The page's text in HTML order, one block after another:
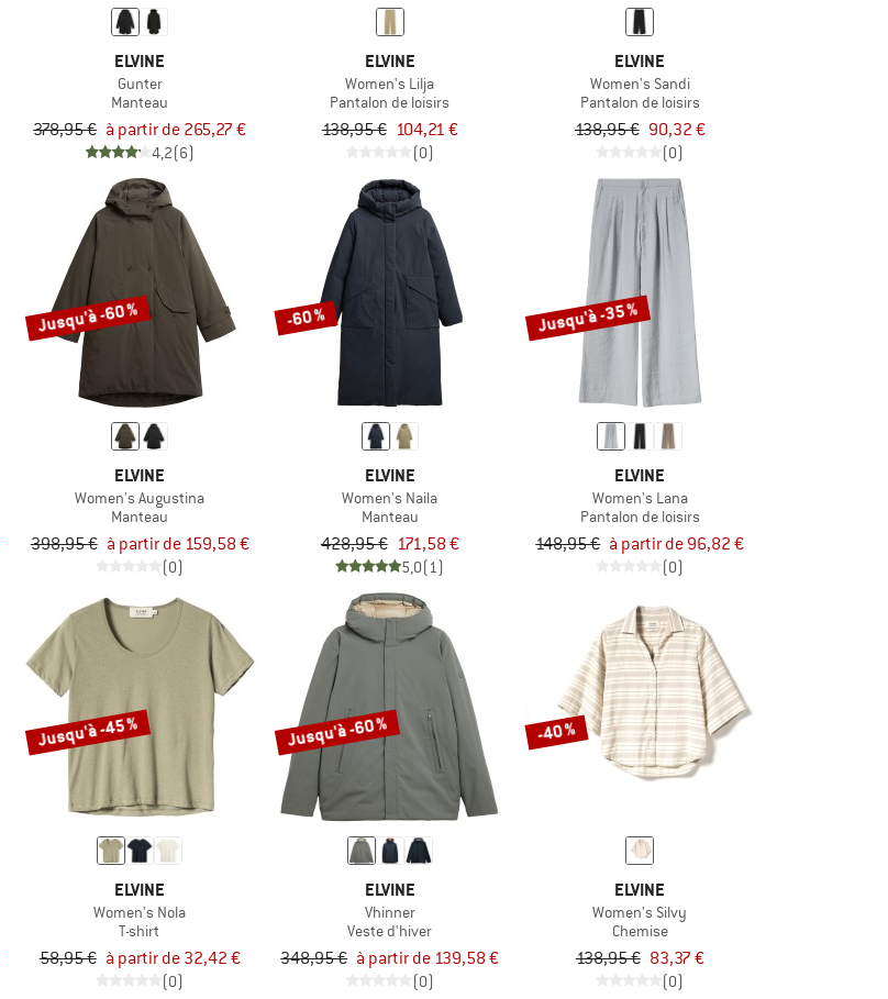
ELVINE
Gunter
Manteau
378,95 € à partir de 265,27 €
4,2(6)
ELVINE
Women's Lilja
Pantalon de loisirs
138,95 € 104,21 €
(0)
ELVINE
Women's Sandi
Pantalon de loisirs
138,95 € 90,32 €
(0)
Jusqu'à -60 %
ELVINE
Women's Augustina
Manteau
398,95 € à partir de 159,58 €
(0)
-60 %
ELVINE
Women's Naila
Manteau
428,95 € 171,58 €
5,0(1)
Jusqu'à -35 %
ELVINE
Women's Lana
Pantalon de loisirs
148,95 € à partir de 96,82 €
(0)
Jusqu'à -45 %
ELVINE
Women's Nola
T-shirt
58,95 € à partir de 32,42 €
(0)
Jusqu'à -60 %
ELVINE
Vhinner
Veste d'hiver
348,95 € à partir de 139,58 €
(0)
-40 %
ELVINE
Women's Silvy
Chemise
138,95 € 83,37 €
(0)